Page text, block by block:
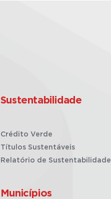
Sustentabilidade
Crédito Verde
Títulos Sustentáveis
Relatório de Sustentabilidade
Municípios